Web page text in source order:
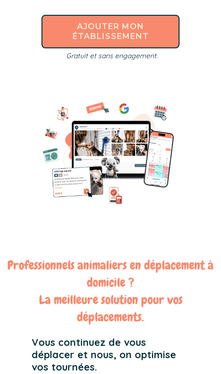
AJOUTER MON
ÉTABLISSEMENT
Gratuit et sans engagement.
Professionnels animaliers en déplacement à
domicile ?
La meilleure solution pour vos
déplacements.
Vous continuez de vous
déplacer et nous, on optimise
vos tournées.